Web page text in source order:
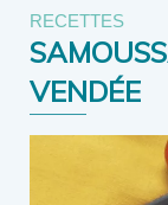
RECETTES
VENDÉE